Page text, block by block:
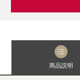
商品説明